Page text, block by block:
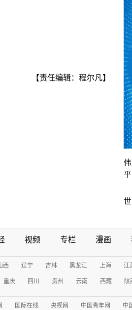
【责任编辑：程尔凡】
视频 专栏 漫画
西 辽宁 吉林 黑龙江 上海 江
重庆 四川 贵州 云南 西藏 陕
国际在线 央视网 中国青年网 中